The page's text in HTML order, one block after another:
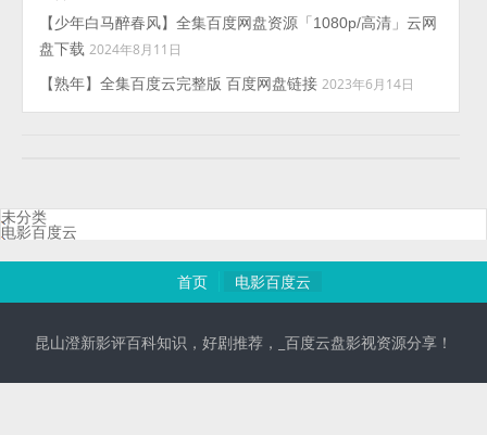
【少年白马醉春风】全集百度网盘资源「1080p/高清」云网
盘下载 2024年8月11日
【熟年】全集百度云完整版 百度网盘链接 2023年6月14日
未分类
电影百度云
首页 电影百度云
昆山澄新影评百科知识，好剧推荐，_百度云盘影视资源分享！